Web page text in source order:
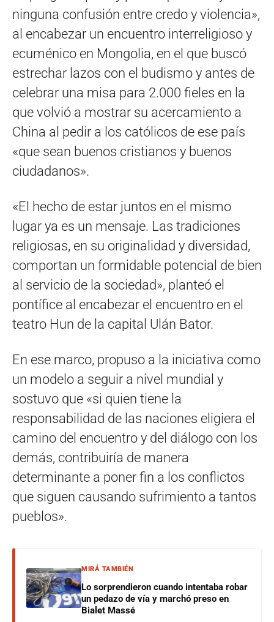
ninguna confusión entre credo y violencia»,
al encabezar un encuentro interreligioso y
ecuménico en Mongolia, en el que buscó
estrechar lazos con el budismo y antes de
celebrar una misa para 2.000 fieles en la
que volvió a mostrar su acercamiento a
China al pedir a los católicos de ese país
«que sean buenos cristianos y buenos
ciudadanos».
«El hecho de estar juntos en el mismo
lugar ya es un mensaje. Las tradiciones
religiosas, en su originalidad y diversidad,
comportan un formidable potencial de bien
al servicio de la sociedad», planteó el
pontífice al encabezar el encuentro en el
teatro Hun de la capital Ulán Bator.
En ese marco, propuso a la iniciativa como
un modelo a seguir a nivel mundial y
sostuvo que «si quien tiene la
responsabilidad de las naciones eligiera el
camino del encuentro y del diálogo con los
demás, contribuiría de manera
determinante a poner fin a los conflictos
que siguen causando sufrimiento a tantos
pueblos».
MIRÁ TAMBIÉN
Lo sorprendieron cuando intentaba robar
un pedazo de vía y marchó preso en
Bialet Massé